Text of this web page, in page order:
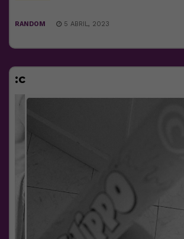
RANDOM 5 ABRIL, 2023
:c